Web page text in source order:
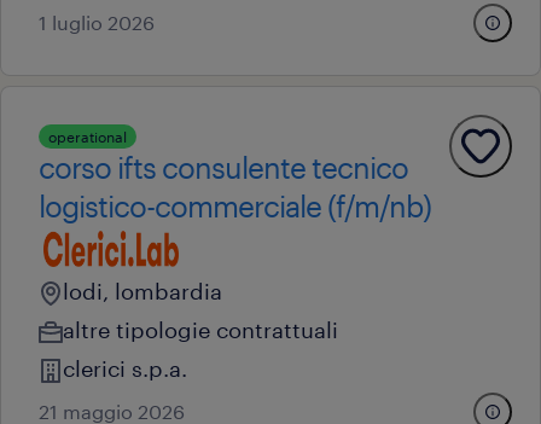
1 luglio 2026
operational
corso ifts consulente tecnico
logistico-commerciale (f/m/nb)
lodi, lombardia
altre tipologie contrattuali
clerici s.p.a.
21 maggio 2026